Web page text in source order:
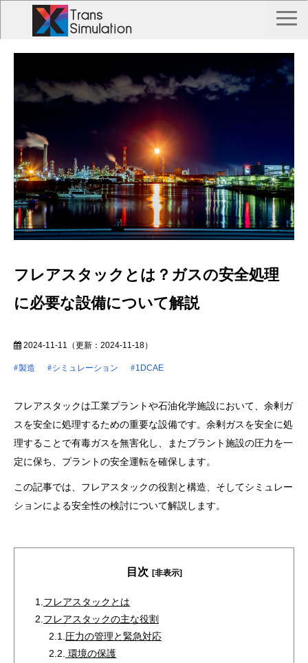
トランス シミュレーションとは？
Trans Simulation 事例一覧
私たちについて
お問い合わせ
フレアスタックとは？ガスの安全処理
に必要な設備について解説
2024-11-11 （更新： 2024-11-18）
製造 シミュレーション 1DCAE
フレアスタックは工業プラントや石油化学施設において、余剰ガ
スを安全に処理するための重要な設備です。余剰ガスを安全に処
理することで有毒ガスを無害化し、またプラント施設の圧力を一
定に保ち、プラントの安全運転を確保します。
この記事では、フレアスタックの役割と構造、そしてシミュレー
ションによる安全性の検討について解説します。
目次 [非表示]
1. フレアスタックとは
2. フレアスタックの主な役割
2.1. 圧力の管理と緊急対応
2.2. 環境の保護